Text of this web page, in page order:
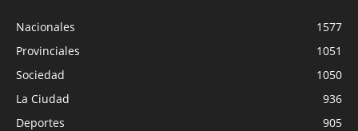
Nacionales
1577
Provinciales
1051
Sociedad
1050
La Ciudad
936
Deportes
905